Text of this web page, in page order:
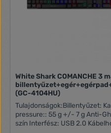
White Shark COMANCHE 3
(GC-4104HU)
Tulajdonságok:Billentyűzet: Kapcsoló típusa: Membrán Key
pressure:: 55 g +/- 7 g Anti-
szín Interfész: USB 2.0 Kábelhossz (m): 1,5 Megvilágítás: LED